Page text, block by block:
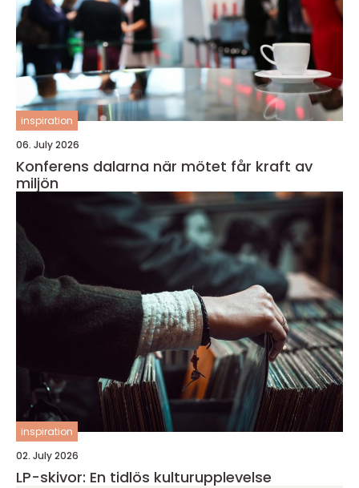
inspiration
06. July 2026
Konferens dalarna när mötet får kraft av
miljön
inspiration
02. July 2026
LP-skivor: En tidlös kulturupplevelse